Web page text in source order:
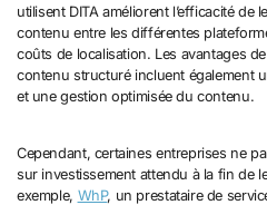
utilisent DITA améliorent l’efficacité de
contenu entre les différentes
coûts de localisation. Les avantages
contenu structuré incluent également
et une gestion optimisée du contenu.
Cependant, certaines entreprises ne
sur investissement attendu à la fin de
exemple, WhP, un prestataire de